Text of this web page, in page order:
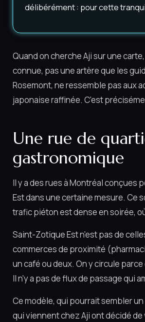
délibérément : pour cette
Quand on cherche Aji sur une
connue, pas une artère que les
Rosemont, ne ressemble pas aux
japonaise raffinée. C'est
Une rue de
gastronomique
Il y a des rues à Montréal conçues
Est dans une certaine mesure. Ce
trafic piéton est dense en soirée,
Saint-Zotique Est n'est pas de
commerces de proximité
un café ou deux. On y circule
Il n'y a pas de flux de passage qui
Ce modèle, qui pourrait sembler
qui viennent chez Aji ont décidé